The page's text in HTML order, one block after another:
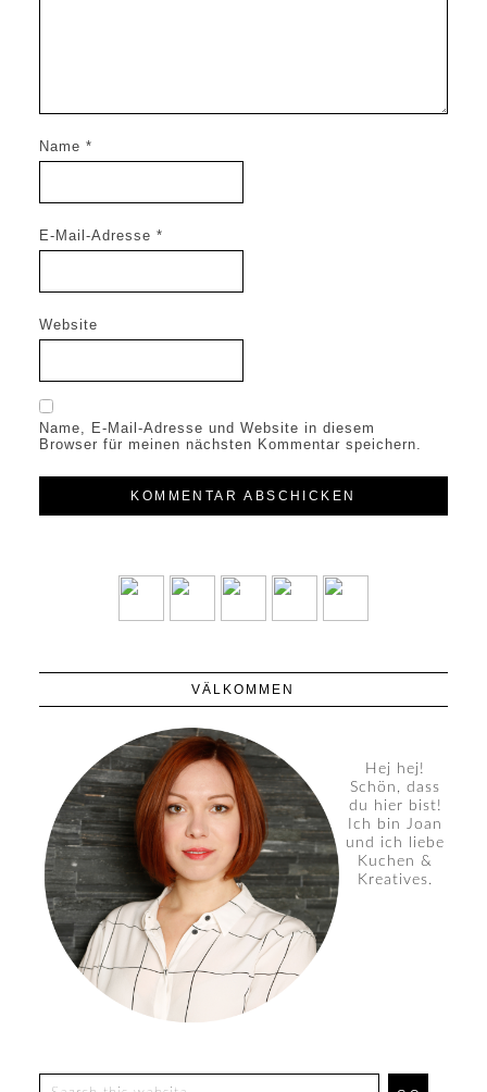
Name *
E-Mail-Adresse *
Website
Name, E-Mail-Adresse und Website in diesem
Browser für meinen nächsten Kommentar speichern.
VÄLKOMMEN
Hej hej!
Schön, dass
du hier bist!
Ich bin Joan
und ich liebe
Kuchen &
Kreatives.